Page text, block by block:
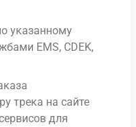
указанному
EMS, CDEK,
трека на сайте
для